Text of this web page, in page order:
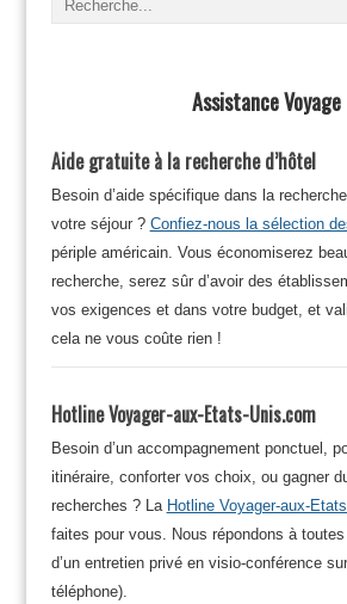
Assistance Voyage
Aide gratuite à la recherche d’hôtel
Besoin d’aide spécifique dans la
votre séjour ? Confiez-nous la sélection
périple américain. Vous économiserez
recherche, serez sûr d’avoir des
vos exigences et dans votre budget, et
cela ne vous coûte rien !
Hotline Voyager-aux-Etats-Unis.com
Besoin d’un accompagnement ponctuel,
itinéraire, conforter vos choix, ou gagner
recherches ? La Hotline Voyager-aux-
faites pour vous. Nous répondons à
d’un entretien privé en visio-conférence
téléphone).